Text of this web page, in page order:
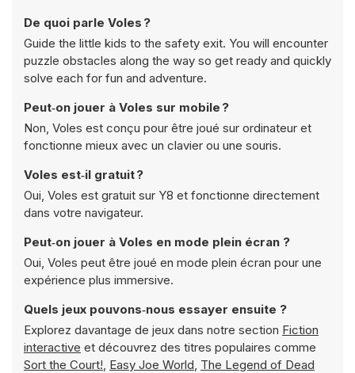
De quoi parle Voles ?
Guide the little kids to the safety exit. You will encounter
puzzle obstacles along the way so get ready and quickly
solve each for fun and adventure.
Peut‑on jouer à Voles sur mobile ?
Non, Voles est conçu pour être joué sur ordinateur et
fonctionne mieux avec un clavier ou une souris.
Voles est‑il gratuit ?
Oui, Voles est gratuit sur Y8 et fonctionne directement
dans votre navigateur.
Peut‑on jouer à Voles en mode plein écran ?
Oui, Voles peut être joué en mode plein écran pour une
expérience plus immersive.
Quels jeux pouvons‑nous essayer ensuite ?
Explorez davantage de jeux dans notre section Fiction
interactive et découvrez des titres populaires comme
Sort the Court!, Easy Joe World, The Legend of Dead